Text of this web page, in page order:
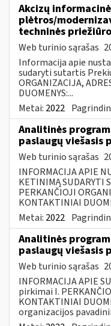
Akcizų
plėtros/
techninės
Web turinio sąrašas
Informacija apie
sudaryti sutartis
ORGANIZACIJA,
DUOMENYS:...
Metai: 2022
Analitinės
paslaugų viešasis
Web turinio sąrašas
INFORMACIJA APIE
KETINIMĄ
PERKANČIOJI
KONTAKTINIAI
Metai: 2022
Analitinės
paslaugų viešasis
Web turinio sąrašas
INFORMACIJA APIE
pirkimai I.
KONTAKTINIAI
organizacijos